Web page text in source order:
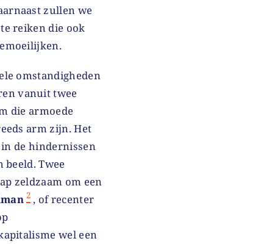
zullen we
reiken die ook
omstandigheden
vanuit twee
die armoede
arm zijn. Het
de hindernissen
Twee
zeldzaam om een
2 , of recenter
wel een